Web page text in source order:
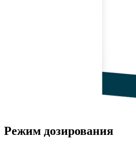
Режим дозирования